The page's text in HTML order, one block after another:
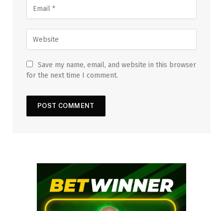
Save my name, email, and website in this browser
for the next time I comment.